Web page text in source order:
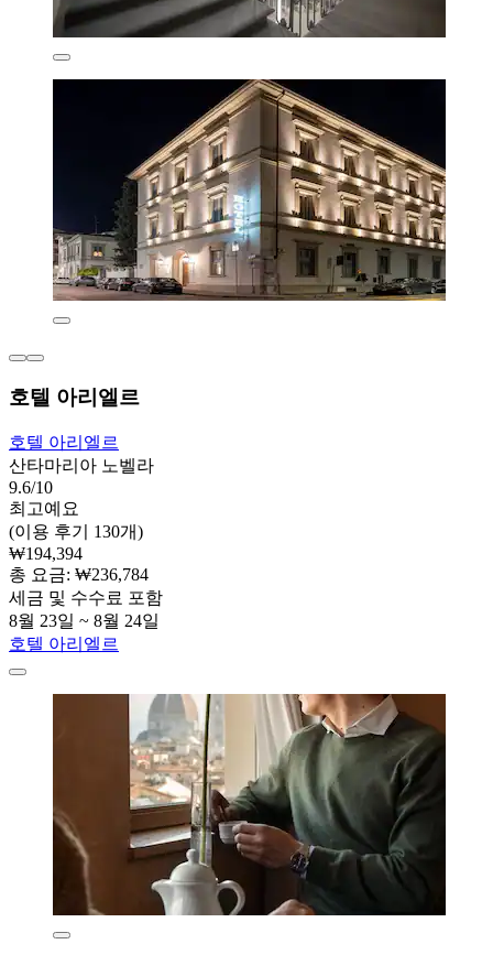
호텔 아리엘르
호텔 아리엘르
산타마리아 노벨라
9.6/10
최고예요
(이용 후기 130개)
₩194,394
총 요금: ₩236,784
세금 및 수수료 포함
8월 23일 ~ 8월 24일
호텔 아리엘르